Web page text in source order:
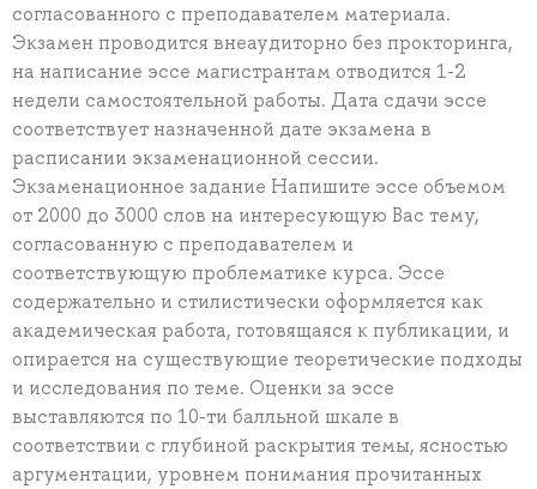
согласованного с преподавателем материала.
Экзамен проводится внеаудиторно без прокторинга,
на написание эссе магистрантам отводится 1-2
недели самостоятельной работы. Дата сдачи эссе
соответствует назначенной дате экзамена в
расписании экзаменационной сессии.
Экзаменационное задание Напишите эссе объемом
от 2000 до 3000 слов на интересующую Вас тему,
согласованную с преподавателем и
соответствующую проблематике курса. Эссе
содержательно и стилистически оформляется как
академическая работа, готовящаяся к публикации, и
опирается на существующие теоретические подходы
и исследования по теме. Оценки за эссе
выставляются по 10-ти балльной шкале в
соответствии с глубиной раскрытия темы, ясностью
аргументации, уровнем понимания прочитанных